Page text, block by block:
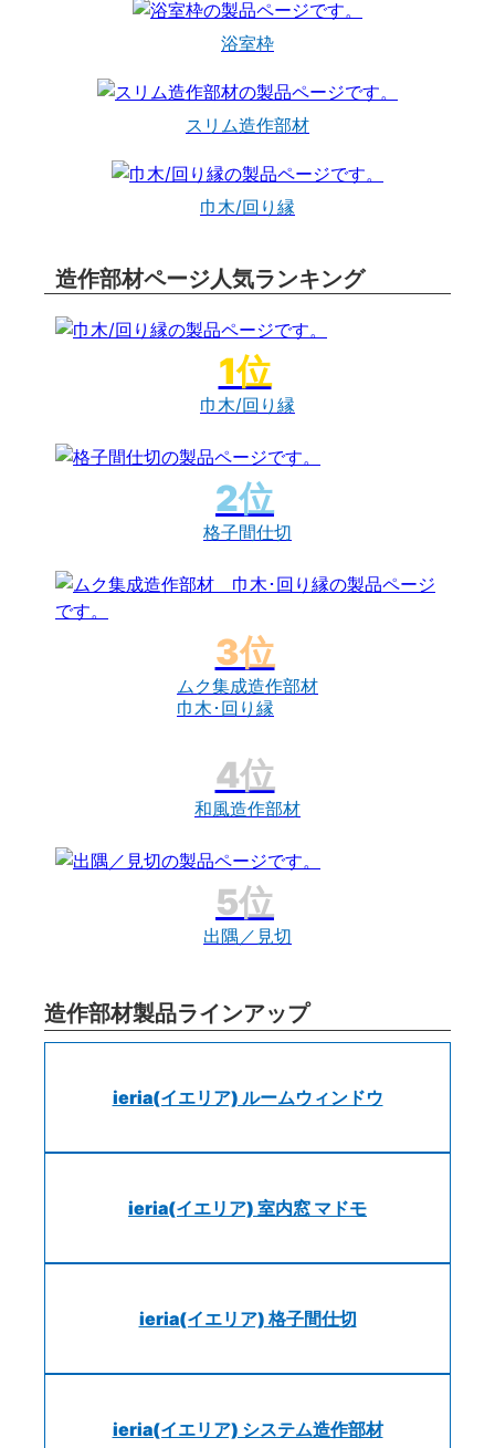
浴室枠
スリム造作部材
巾木/回り縁
造作部材ページ人気ランキング
巾木/回り縁
格子間仕切
ムク集成造作部材
巾木･回り縁
和風造作部材
出隅／見切
造作部材製品ラインアップ
ieria(イエリア) ルームウィンドウ
ieria(イエリア) 室内窓 マドモ
ieria(イエリア) 格子間仕切
ieria(イエリア) システム造作部材